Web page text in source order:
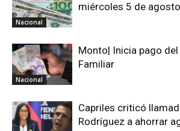
Nacional
miércoles 5 de agosto
Nacional
Monto| Inicia pago
Familiar
Capriles criticó
Rodríguez a ahorrar